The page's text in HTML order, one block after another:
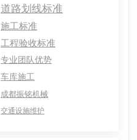
道路划线标准
施工标准
工程验收标准
专业团队优势
车库施工
成都振铭机械
交通设施维护